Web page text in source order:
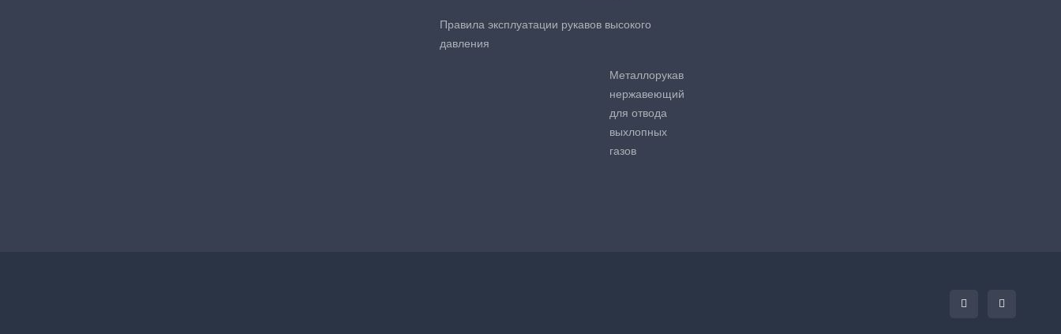
Правила эксплуатации рукавов высокого
давления
Металлорукав
нержавеющий
для отвода
выхлопных
газов